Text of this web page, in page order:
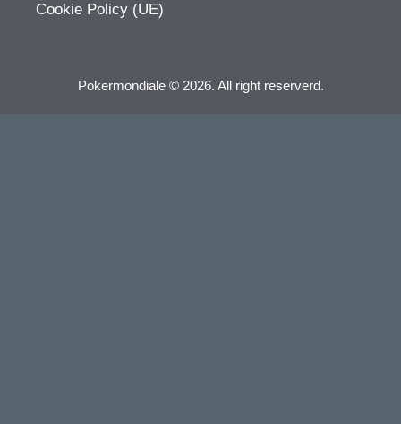
Cookie Policy (UE)
Pokermondiale © 2026. All right reserverd.